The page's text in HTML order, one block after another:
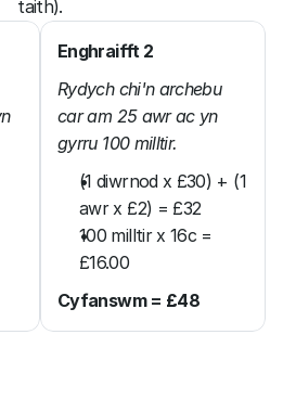
taith).
Enghraifft 2
Rydych chi'n archebu
car am 25 awr ac yn
gyrru 100 milltir.
(1 diwrnod x £30) + (1
awr x £2) = £32
100 milltir x 16c =
£16.00
Cyfanswm = £48